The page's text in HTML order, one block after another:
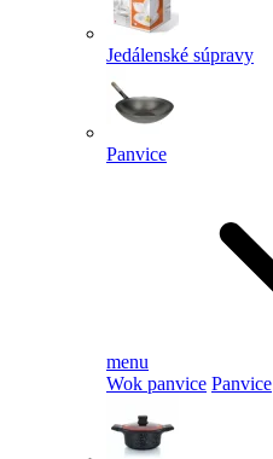
Jedálenské súpravy
Panvice
menu
Wok panvice Panvice